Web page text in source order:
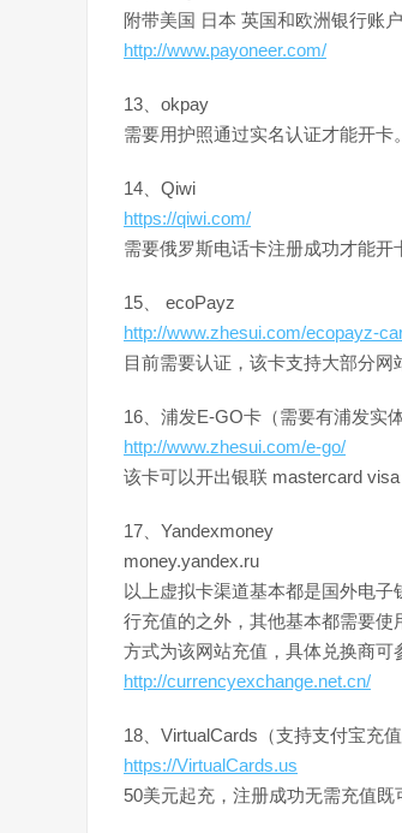
附带美国 日本 英国和欧洲银行账户
http://www.payoneer.com/
13、okpay
需要用护照通过实名认证才能开卡。
14、Qiwi
https://qiwi.com/
需要俄罗斯电话卡注册成功才能开
15、 ecoPayz
http://www.zhesui.com/ecopayz-
目前需要认证，该卡支持大部分网
16、浦发E-GO卡（需要有浦发实体
http://www.zhesui.com/e-go/
该卡可以开出银联 mastercard
17、Yandexmoney
money.yandex.ru
以上虚拟卡渠道基本都是国外电
行充值的之外，其他基本都需要
方式为该网站充值，具体兑换商可
http://currencyexchange.net.cn/
18、VirtualCards（支持支付宝充值
https://VirtualCards.us
50美元起充，注册成功无需充值既